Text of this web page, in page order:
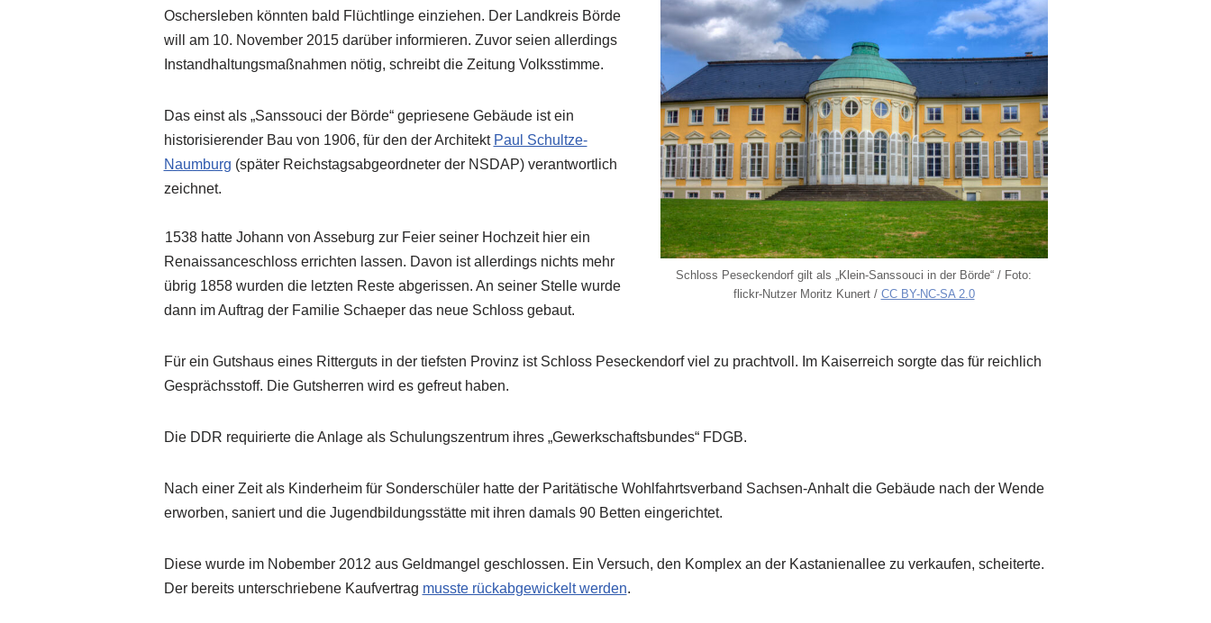
Schloss Peseckendorf gilt als „Klein-Sanssouci in der Börde“ / Foto:
flickr-Nutzer Moritz Kunert / CC BY-NC-SA 2.0
Oschersleben könnten bald Flüchtlinge einziehen. Der Landkreis Börde
will am 10. November 2015 darüber informieren. Zuvor seien allerdings
Instandhaltungsmaßnahmen nötig, schreibt die Zeitung Volksstimme.
Das einst als „Sanssouci der Börde“ gepriesene Gebäude ist ein
historisierender Bau von 1906, für den der Architekt Paul Schultze-
Naumburg (später Reichstagsabgeordneter der NSDAP) verantwortlich
zeichnet.
1538 hatte Johann von Asseburg zur Feier seiner Hochzeit hier ein
Renaissanceschloss errichten lassen. Davon ist allerdings nichts mehr
übrig 1858 wurden die letzten Reste abgerissen. An seiner Stelle wurde
dann im Auftrag der Familie Schaeper das neue Schloss gebaut.
Für ein Gutshaus eines Ritterguts in der tiefsten Provinz ist Schloss Peseckendorf viel zu prachtvoll. Im Kaiserreich sorgte das für reichlich
Gesprächsstoff. Die Gutsherren wird es gefreut haben.
Die DDR requirierte die Anlage als Schulungszentrum ihres „Gewerkschaftsbundes“ FDGB.
Nach einer Zeit als Kinderheim für Sonderschüler hatte der Paritätische Wohlfahrtsverband Sachsen-Anhalt die Gebäude nach der Wende
erworben, saniert und die Jugendbildungsstätte mit ihren damals 90 Betten eingerichtet.
Diese wurde im Nobember 2012 aus Geldmangel geschlossen. Ein Versuch, den Komplex an der Kastanienallee zu verkaufen, scheiterte.
Der bereits unterschriebene Kaufvertrag musste rückabgewickelt werden.